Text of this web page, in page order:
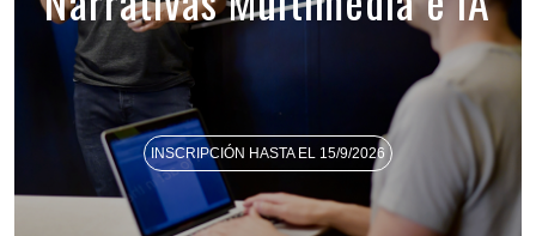
INSCRIPCIÓN HASTA EL 15/9/2026